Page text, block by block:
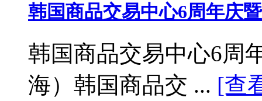
韩国商品交易中心6周年庆
韩国商品交易中心6周
海）韩国商品交 ... [查